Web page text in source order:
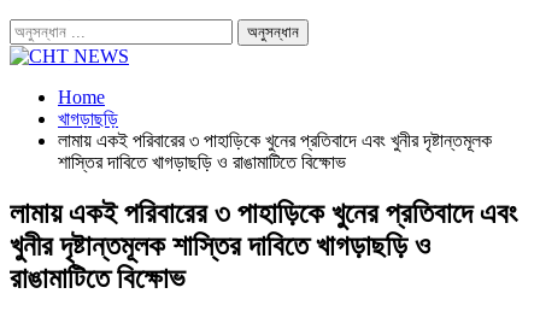
Home
খাগড়াছড়ি
লামায় একই পরিবারের ৩ পাহাড়িকে খুনের প্রতিবাদে এবং খুনীর দৃষ্টান্তমূলক
শাস্তির দাবিতে খাগড়াছড়ি ও রাঙামাটিতে বিক্ষোভ
লামায় একই পরিবারের ৩ পাহাড়িকে খুনের প্রতিবাদে এবং
খুনীর দৃষ্টান্তমূলক শাস্তির দাবিতে খাগড়াছড়ি ও
রাঙামাটিতে বিক্ষোভ